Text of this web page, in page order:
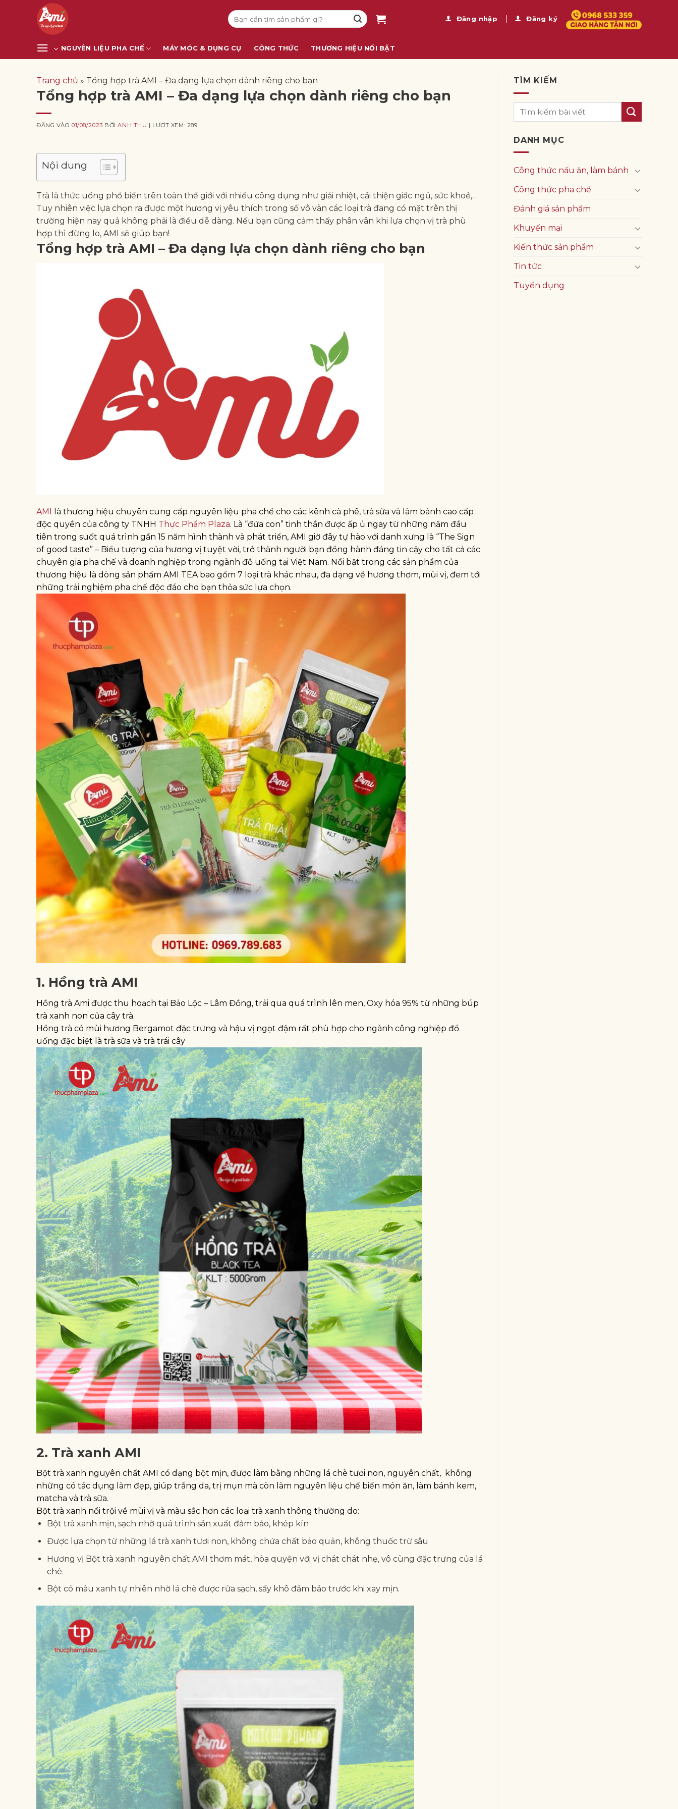
Tìm
kiếm:
Đăng nhập Đăng ký
NGUYÊN LIỆU PHA CHẾ MÁY MÓC & DỤNG CỤ CÔNG THỨC THƯƠNG HIỆU NỔI BẬT
Trang chủ » Tổng hợp trà AMI – Đa dạng lựa chọn dành riêng cho bạn
Tổng hợp trà AMI – Đa dạng lựa chọn dành riêng cho bạn
ĐĂNG VÀO01/08/2023 BỞIANH THU | LƯỢT XEM: 289
Nội dung
Trà là thức uống phổ biến trên toàn thế giới với nhiều công dụng như giải nhiệt, cải thiện giấc ngủ, sức khoẻ,…
Tuy nhiên việc lựa chọn ra được một hương vị yêu thích trong số vô vàn các loại trà đang có mặt trên thị
trường hiện nay quả không phải là điều dễ dàng. Nếu bạn cũng cảm thấy phân vân khi lựa chọn vị trà phù
hợp thì đừng lo, AMI sẽ giúp bạn!
Tổng hợp trà AMI – Đa dạng lựa chọn dành riêng cho bạn
AMI là thương hiệu chuyên cung cấp nguyên liệu pha chế cho các kênh cà phê, trà sữa và làm bánh cao cấp
độc quyền của công ty TNHH Thực Phẩm Plaza. Là “đứa con” tinh thần được ấp ủ ngay từ những năm đầu
tiên trong suốt quá trình gần 15 năm hình thành và phát triển, AMI giờ đây tự hào với danh xưng là “The Sign
of good taste” – Biểu tượng của hương vị tuyệt vời, trở thành người bạn đồng hành đáng tin cậy cho tất cả các
chuyên gia pha chế và doanh nghiệp trong ngành đồ uống tại Việt Nam. Nổi bật trong các sản phẩm của
thương hiệu là dòng sản phẩm AMI TEA bao gồm 7 loại trà khác nhau, đa dạng về hương thơm, mùi vị, đem tới
những trải nghiệm pha chế độc đáo cho bạn thỏa sức lựa chọn.
1. Hồng trà AMI
Hồng trà Ami được thu hoạch tại Bảo Lộc – Lâm Đồng, trải qua quá trình lên men, Oxy hóa 95% từ những búp
trà xanh non của cây trà.
Hồng trà có mùi hương Bergamot đặc trưng và hậu vị ngọt đậm rất phù hợp cho ngành công nghiệp đồ
uống đặc biệt là trà sữa và trà trái cây
2. Trà xanh AMI
Bột trà xanh nguyên chất AMI có dạng bột mịn, được làm bằng những lá chè tươi non, nguyên chất, không
những có tác dụng làm đẹp, giúp trắng da, trị mụn mà còn làm nguyên liệu chế biến món ăn, làm bánh kem,
matcha và trà sữa.
Bột trà xanh nổi trội về mùi vị và màu sắc hơn các loại trà xanh thông thường do:
Bột trà xanh mịn, sạch nhờ quá trình sản xuất đảm bảo, khép kín
Được lựa chọn từ những lá trà xanh tươi non, không chứa chất bảo quản, không thuốc trừ sâu
Hương vị Bột trà xanh nguyên chất AMI thơm mát, hòa quyện với vị chát chát nhẹ, vô cùng đặc trưng của lá
chè.
Bột có màu xanh tự nhiên nhờ lá chè được rửa sạch, sấy khô đảm bảo trước khi xay mịn.
TÌM KIẾM
DANH MỤC
Công thức nấu ăn, làm bánh
Công thức pha chế
Đánh giá sản phẩm
Khuyến mại
Kiến thức sản phẩm
Tin tức
Tuyển dụng